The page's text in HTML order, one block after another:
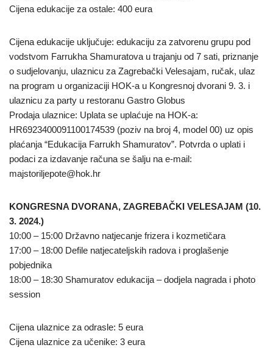
Cijena edukacije za ostale: 400 eura
Cijena edukacije uključuje: edukaciju za zatvorenu grupu pod
vodstvom Farrukha Shamuratova u trajanju od 7 sati, priznanje
o sudjelovanju, ulaznicu za Zagrebački Velesajam, ručak, ulaz
na program u organizaciji HOK-a u Kongresnoj dvorani 9. 3. i
ulaznicu za party u restoranu Gastro Globus
Prodaja ulaznice: Uplata se uplaćuje na HOK-a:
HR6923400091100174539 (poziv na broj 4, model 00) uz opis
plaćanja “Edukacija Farrukh Shamuratov”. Potvrda o uplati i
podaci za izdavanje računa se šalju na e-mail:
majstoriljepote@hok.hr
KONGRESNA DVORANA, ZAGREBAČKI VELESAJAM (10.
3. 2024.)
10:00 – 15:00 Državno natjecanje frizera i kozmetičara
17:00 – 18:00 Defile natjecateljskih radova i proglašenje
pobjednika
18:00 – 18:30 Shamuratov edukacija – dodjela nagrada i photo
session
Cijena ulaznice za odrasle: 5 eura
Cijena ulaznice za učenike: 3 eura